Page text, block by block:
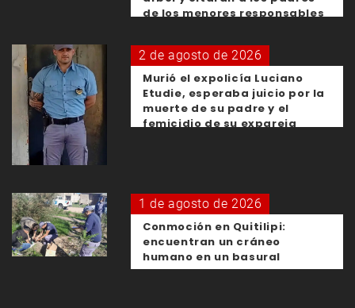
de los menores responsables
2 de agosto de 2026
Murió el expolicía Luciano
Etudie, esperaba juicio por la
muerte de su padre y el
femicidio de su expareja
1 de agosto de 2026
Conmoción en Quitilipi:
encuentran un cráneo
humano en un basural